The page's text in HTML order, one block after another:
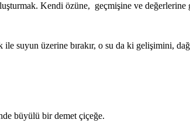
Kendi özüne, geçmişine ve
suyun üzerine bırakır, o su da ki gelişimini,
büyülü bir demet çiçeğe.